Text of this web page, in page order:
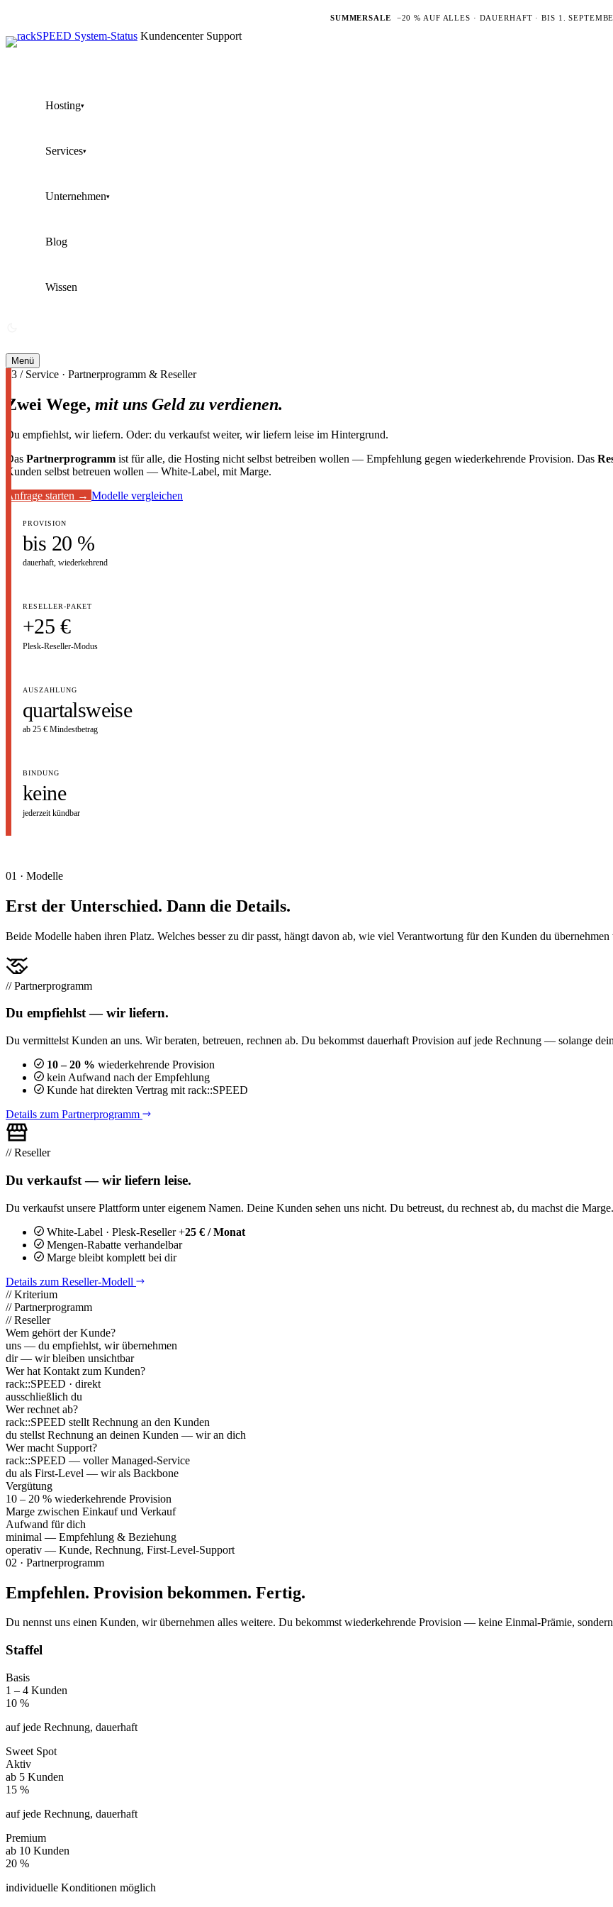
SUMMERSALE −20 % AUF ALLES · DAUERHAFT · BIS 1.
Kundencenter Support
Hosting▾
Services▾
Unternehmen▾
Blog
Wissen
Menü
03 / Service · Partnerprogramm & Reseller
Zwei Wege, mit uns Geld zu verdienen.
Du empfiehlst, wir liefern. Oder: du verkaufst weiter, wir liefern leise im Hintergrund.
Das Partnerprogramm ist für alle, die Hosting nicht selbst betreiben wollen — Empfehlung gegen wiederkehrende Provision. Das
Kunden selbst betreuen wollen — White-Label, mit Marge.
Anfrage starten → Modelle vergleichen
PROVISION
bis 20 %
dauerhaft, wiederkehrend
RESELLER-PAKET
+25 €
Plesk-Reseller-Modus
AUSZAHLUNG
quartalsweise
ab 25 € Mindestbetrag
BINDUNG
keine
jederzeit kündbar
01 · Modelle
Erst der Unterschied. Dann die Details.
Beide Modelle haben ihren Platz. Welches besser zu dir passt, hängt davon ab, wie viel Verantwortung für den Kunden du
// Partnerprogramm
Du empfiehlst — wir liefern.
Du vermittelst Kunden an uns. Wir beraten, betreuen, rechnen ab. Du bekommst dauerhaft Provision auf jede Rechnung — solange
10 – 20 % wiederkehrende Provision
kein Aufwand nach der Empfehlung
Kunde hat direkten Vertrag mit rack::SPEED
Details zum Partnerprogramm
// Reseller
Du verkaufst — wir liefern leise.
Du verkaufst unsere Plattform unter eigenem Namen. Deine Kunden sehen uns nicht. Du betreust, du rechnest ab, du machst die
White-Label · Plesk-Reseller +25 € / Monat
Mengen-Rabatte verhandelbar
Marge bleibt komplett bei dir
Details zum Reseller-Modell
// Kriterium
// Partnerprogramm
// Reseller
Wem gehört der Kunde?
uns — du empfiehlst, wir übernehmen
dir — wir bleiben unsichtbar
Wer hat Kontakt zum Kunden?
rack::SPEED · direkt
ausschließlich du
Wer rechnet ab?
rack::SPEED stellt Rechnung an den Kunden
du stellst Rechnung an deinen Kunden — wir an dich
Wer macht Support?
rack::SPEED — voller Managed-Service
du als First-Level — wir als Backbone
Vergütung
10 – 20 % wiederkehrende Provision
Marge zwischen Einkauf und Verkauf
Aufwand für dich
minimal — Empfehlung & Beziehung
operativ — Kunde, Rechnung, First-Level-Support
02 · Partnerprogramm
Empfehlen. Provision bekommen. Fertig.
Du nennst uns einen Kunden, wir übernehmen alles weitere. Du bekommst wiederkehrende Provision — keine Einmal-Prämie,
Staffel
Basis
1 – 4 Kunden
10 %
auf jede Rechnung, dauerhaft
Sweet Spot
Aktiv
ab 5 Kunden
15 %
auf jede Rechnung, dauerhaft
Premium
ab 10 Kunden
20 %
individuelle Konditionen möglich